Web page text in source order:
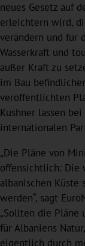
neues Gesetz auf
erleichtern wird,
verändern und für
Wasserkraft und
außer Kraft zu
im Bau
veröffentlichten
Kushner lassen
internationalen
„Die Pläne von
offensichtlich: Die
albanischen
werden“, sagt
„Sollten die Pläne
für Albaniens
eigentlich durch